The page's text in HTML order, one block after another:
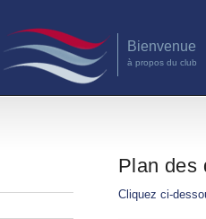
Bienvenue
à propos du club
Plan des
Cliquez ci-